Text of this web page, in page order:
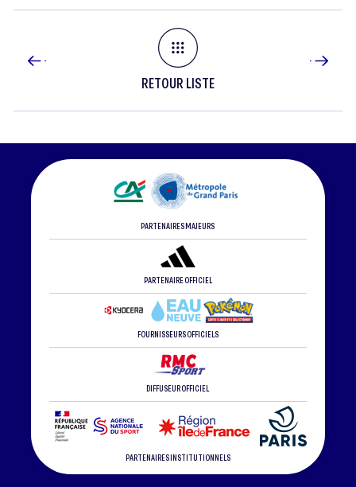
RETOUR LISTE
PARTENAIRES MAJEURS
PARTENAIRE OFFICIEL
FOURNISSEURS OFFICIELS
DIFFUSEUR OFFICIEL
PARTENAIRES INSTITUTIONNELS